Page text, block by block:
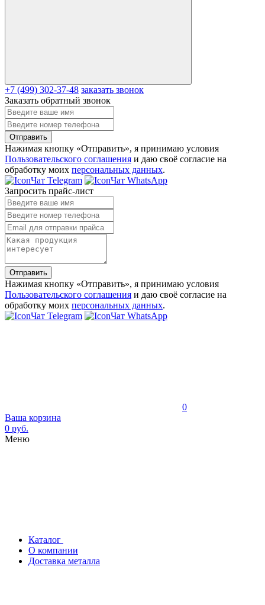
+7 (499) 302-37-48 заказать звонок
Заказать обратный звонок
Отправить
Нажимая кнопку «Отправить», я принимаю условия
Пользовательского соглашения и даю своё согласие на
обработку моих персональных данных.
Чат Telegram
Чат WhatsApp
Запросить прайс-лист
Отправить
Нажимая кнопку «Отправить», я принимаю условия
Пользовательского соглашения и даю своё согласие на
обработку моих персональных данных.
Чат Telegram
Чат WhatsApp
0
Ваша корзина
0 руб.
Меню
Каталог
О компании
Доставка металла